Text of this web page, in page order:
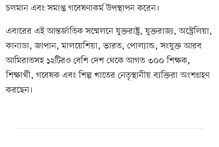
চলমান এবং সমাপ্ত গবেষণাকর্ম উপস্থাপন করেন।
এবারের এই আন্তর্জাতিক সম্মেলনে যুক্তরাষ্ট্র, যুক্তরাজ্য, অস্ট্রেলিয়া,
কানাডা, জাপান, মালয়েশিয়া, ভারত, পোল্যান্ড, সংযুক্ত আরব
আমিরাতসহ ১২টিরও বেশি দেশ থেকে আগত ৩০০ শিক্ষক,
শিক্ষার্থী, গবেষক এবং শিল্প খাতের নেতৃস্থানীয় ব্যক্তিরা অংশগ্রহণ
করছেন।